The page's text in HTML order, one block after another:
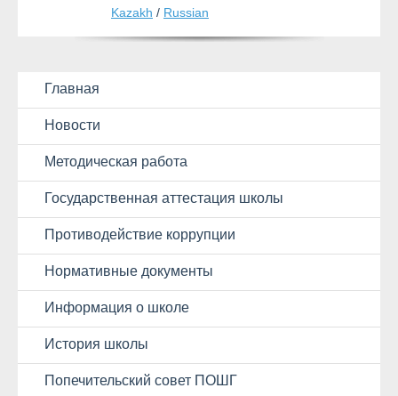
Kazakh / Russian
Главная
Новости
Методическая работа
Государственная аттестация школы
Противодействие коррупции
Нормативные документы
Информация о школе
История школы
Попечительский совет ПОШГ